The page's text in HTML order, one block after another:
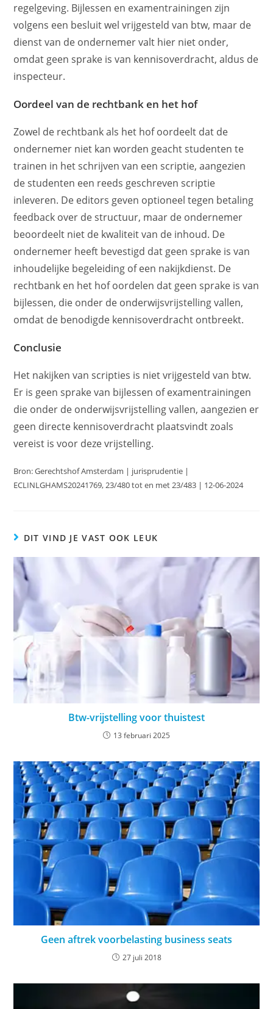
regelgeving. Bijlessen en examentrainingen zijn
volgens een besluit wel vrijgesteld van btw, maar de
dienst van de ondernemer valt hier niet onder,
omdat geen sprake is van kennisoverdracht, aldus de
inspecteur.
Oordeel van de rechtbank en het hof
Zowel de rechtbank als het hof oordeelt dat de
ondernemer niet kan worden geacht studenten te
trainen in het schrijven van een scriptie, aangezien
de studenten een reeds geschreven scriptie
inleveren. De editors geven optioneel tegen betaling
feedback over de structuur, maar de ondernemer
beoordeelt niet de kwaliteit van de inhoud. De
ondernemer heeft bevestigd dat geen sprake is van
inhoudelijke begeleiding of een nakijkdienst. De
rechtbank en het hof oordelen dat geen sprake is van
bijlessen, die onder de onderwijsvrijstelling vallen,
omdat de benodigde kennisoverdracht ontbreekt.
Conclusie
Het nakijken van scripties is niet vrijgesteld van btw.
Er is geen sprake van bijlessen of examentrainingen
die onder de onderwijsvrijstelling vallen, aangezien er
geen directe kennisoverdracht plaatsvindt zoals
vereist is voor deze vrijstelling.
Bron: Gerechtshof Amsterdam | jurisprudentie |
ECLINLGHAMS20241769, 23/480 tot en met 23/483 | 12-06-2024
DIT VIND JE VAST OOK LEUK
Btw-vrijstelling voor thuistest
13 februari 2025
Geen aftrek voorbelasting business seats
27 juli 2018